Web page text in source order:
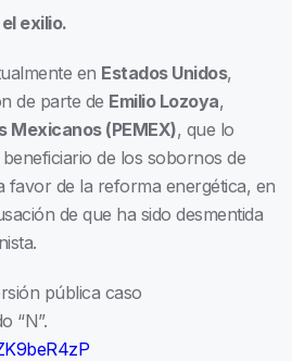
exilio.
en Estados Unidos,
de parte de Emilio Lozoya,
Mexicanos (PEMEX), que lo
de los sobornos de
favor de la reforma energética, en
de que ha sido desmentida
pública caso
“N”.